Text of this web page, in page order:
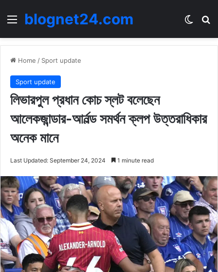
Menublognet24.com
Home / Sport update
Sport update
লিভারপুল প্রধান কোচ স্লট বলেছেন
আলেকজান্ডার-আর্নল্ড সমর্থন ক্লপ উত্তরাধিকার
অনেক মানে
Last Updated: September 24, 2024 1 minute read